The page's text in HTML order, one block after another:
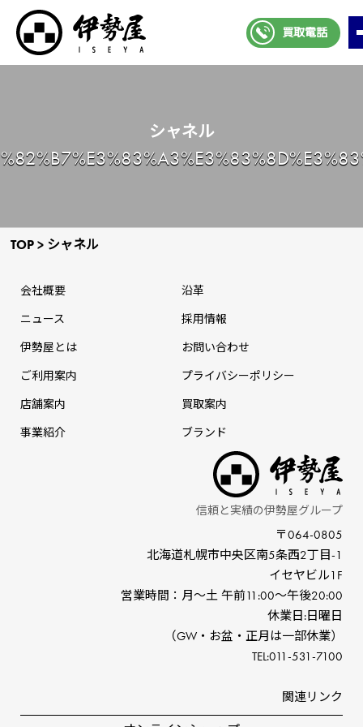
買取電話
TOP > シャネル
シャネル
会社概要
ニュース
伊勢屋とは
ご利用案内
店舗案内
事業紹介
沿革
採⽤情報
お問い合わせ
プライバシーポリシー
買取案内
ブランド
信頼と実績の伊勢屋グループ
〒064-0805
北海道札幌市中央区南5条⻄2丁⽬-1
イセヤビル1F
営業時間：⽉〜⼟ 午前11:00〜午後20:00
休業⽇:⽇曜⽇
（GW‧お盆‧正⽉は⼀部休業）
TEL:011-531-7100
関連リンク